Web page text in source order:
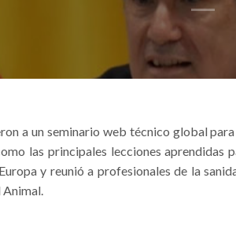
a un seminario web técnico global
las principales lecciones aprendidas
y reunió a profesionales de la
Animal.